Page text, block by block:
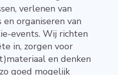
verlenen van
organiseren van
events. Wij richten
in, zorgen voor
en denken
goed mogelijk